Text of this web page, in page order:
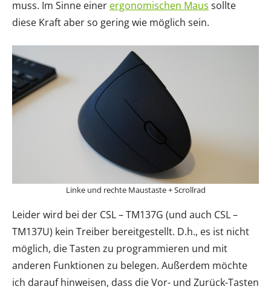
muss. Im Sinne einer ergonomischen Maus sollte
diese Kraft aber so gering wie möglich sein.
Linke und rechte Maustaste + Scrollrad
Leider wird bei der CSL – TM137G (und auch CSL –
TM137U) kein Treiber bereitgestellt. D.h., es ist nicht
möglich, die Tasten zu programmieren und mit
anderen Funktionen zu belegen. Außerdem möchte
ich darauf hinweisen, dass die Vor- und Zurück-Tasten